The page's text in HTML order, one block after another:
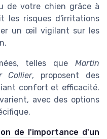
de votre chien grâce à
les risques d'irritations
un œil vigilant sur les
telles que Martin
Collier, proposent des
confort et efficacité.
varient, avec des options
de l'importance d'un